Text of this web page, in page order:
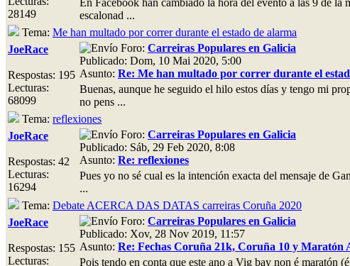
28149
escalonad ...
Tema: Me han multado por correr durante el estado de alarma
JoeRace
Respostas: 195
Lecturas:
68099
Foro: Carreiras Populares en Galicia
Publicado: Dom, 10 Mai 2020, 5:00
Asunto: Re: Me han multado por correr durante el
Buenas, aunque he seguido el hilo estos días y tengo mi
no pens ...
Tema: reflexiones
JoeRace
Respostas: 42
Lecturas:
16294
Foro: Carreiras Populares en Galicia
Publicado: Sáb, 29 Feb 2020, 8:08
Asunto: Re: reflexiones
Pues yo no sé cual es la intención exacta del mensaje de
...
Tema: Debate ACERCA DAS DATAS carreiras Coruña 2020
JoeRace
Respostas: 155
Lecturas:
Foro: Carreiras Populares en Galicia
Publicado: Xov, 28 Nov 2019, 11:57
Asunto: Re: Fechas Coruña 21k, Coruña 10 y Maratón
Pois tendo en conta que este ano a Vig bay non é maratón